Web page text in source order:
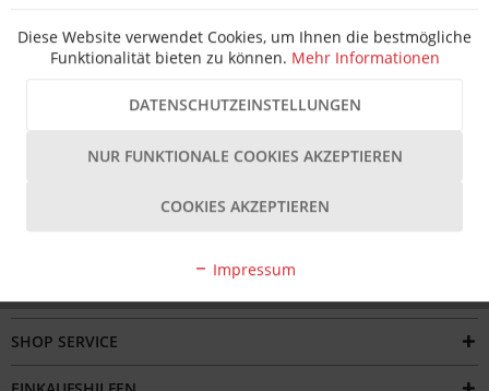
Beschreibung
einsetzbares Türschloss für Zimmertüren,...mehr
Bewertungen
SHOP SERVICE
Diese Website verwendet Cookies, um Ihnen die bestmögliche
Funktionalität bieten zu können. Mehr Informationen
DATENSCHUTZEINSTELLUNGEN
NUR FUNKTIONALE COOKIES AKZEPTIEREN
COOKIES AKZEPTIEREN
Impressum